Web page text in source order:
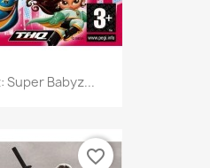
Super Babyz...
favorite_border